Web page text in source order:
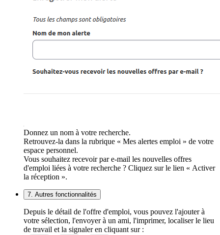
Donnez un nom à votre recherche.
Retrouvez-la dans la rubrique « Mes alertes emploi » de votre
espace personnel.
Vous souhaitez recevoir par e-mail les nouvelles offres
d'emploi liées à votre recherche ? Cliquez sur le lien « Activer
la réception ».
7. Autres fonctionnalités
Depuis le détail de l'offre d'emploi, vous pouvez l'ajouter à
votre sélection, l'envoyer à un ami, l'imprimer, localiser le lieu
de travail et la signaler en cliquant sur :